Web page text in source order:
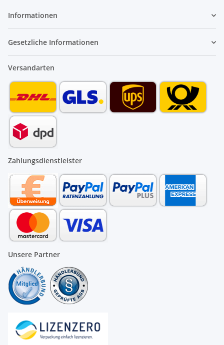
Informationen
Gesetzliche Informationen
Versandarten
Zahlungsdienstleister
Unsere Partner